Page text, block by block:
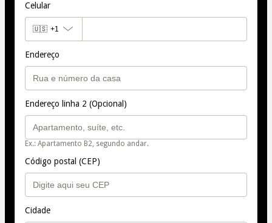
Celular
🇺🇸 +1
Endereço
Endereço linha 2 (Opcional)
Ex.: Apartamento B2, segundo andar.
Código postal (CEP)
Cidade